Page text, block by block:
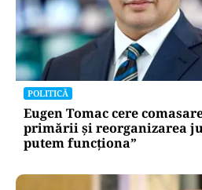
POLITICĂ
Eugen Tomac cere
primării și reorganizarea
putem funcționa”